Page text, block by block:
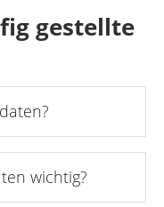
gestellte
wichtig?